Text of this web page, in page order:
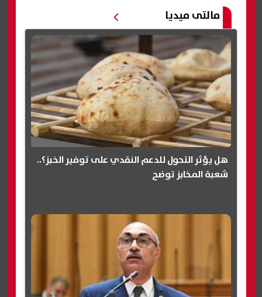
مالتى ميديا
هل يؤثر التحول للدعم النقدي على توفير الخبز؟..
شعبة المخابز توضح